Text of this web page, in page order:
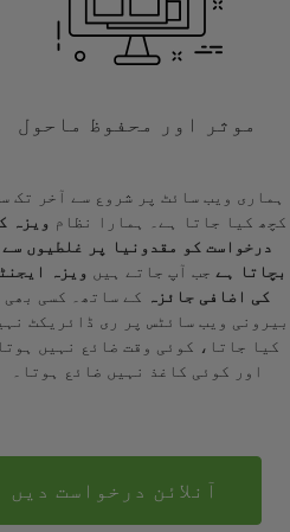
موثر اور محفوظ ماحول
ہماری ویب سائٹ پر شروع سے آخر تک
کچھ کیا جاتا ہے۔ ہمارا نظام ویزہ
درخواست کو مقدونیا پر غلطیوں سے
بچاتا ہے جب آپ جاتے ہیں
ویزہ
کی اضافی جائزہ
کے ساتھ۔ کسی بھی
بیرونی ویب سائٹس پر ری ڈائریکٹ
کیا جاتا، کوئی وقت ضائع نہیں ہوتا
اور کوئی کاغذ نہیں ضائع ہوتا۔
آنلائن درخواست دیں